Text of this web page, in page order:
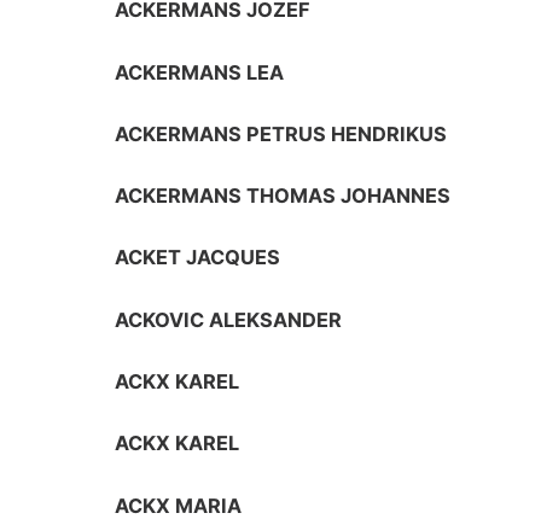
ACKERMANS JOZEF
ACKERMANS LEA
ACKERMANS PETRUS HENDRIKUS
ACKERMANS THOMAS JOHANNES
ACKET JACQUES
ACKOVIC ALEKSANDER
ACKX KAREL
ACKX KAREL
ACKX MARIA